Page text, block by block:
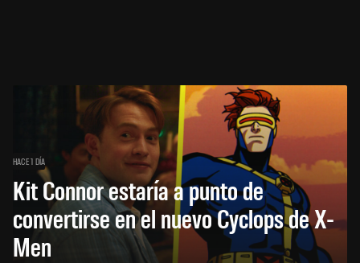
HACE 1 DÍA
Kit Connor estaría a punto de
convertirse en el nuevo Cyclops de X-
Men